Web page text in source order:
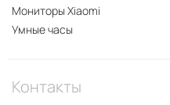
Мониторы Xiaomi
Умные часы
Контакты